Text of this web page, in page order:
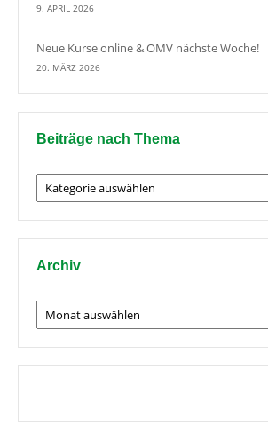
9. APRIL 2026
Neue Kurse online & OMV nächste Woche!
20. MÄRZ 2026
Beiträge nach Thema
Beiträge
nach
Thema
Archiv
Archiv